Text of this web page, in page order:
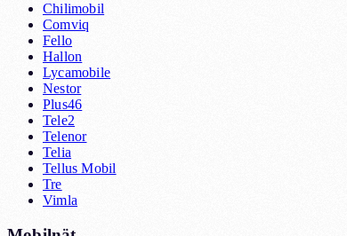
Chilimobil
Comviq
Fello
Hallon
Lycamobile
Nestor
Plus46
Tele2
Telenor
Telia
Tellus Mobil
Tre
Vimla